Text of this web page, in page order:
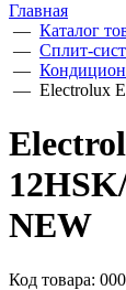
Главная
— Каталог
— Сплит-
—
— Electrolux
NEW
Код товара: